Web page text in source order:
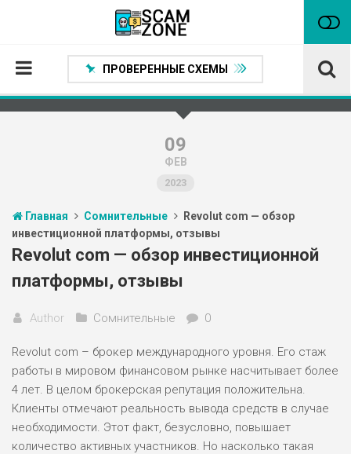
Проверенные способы заработка
Статьи
Партнеры
ПРОВЕРЕННЫЕ СХЕМЫ
09
ФЕВ
2023
Главная Сомнительные
Revolut com — обзор
инвестиционной платформы, отзывы
Revolut com — обзор инвестиционной
платформы, отзывы
Author Сомнительные 0
Revolut com – брокер международного уровня. Его стаж
работы в мировом финансовом рынке насчитывает более
4 лет. В целом брокерская репутация положительна.
Клиенты отмечают реальность вывода средств в случае
необходимости. Этот факт, безусловно, повышает
количество активных участников. Но насколько такая